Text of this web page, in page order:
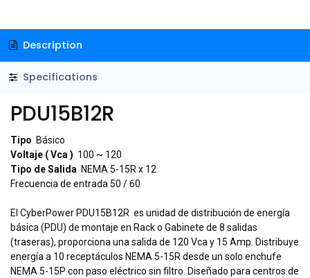
Description
Specifications
PDU15B12R
Tipo Básico
Voltaje ( Vca ) 100 ~ 120
Tipo de Salida NEMA 5-15R x 12
Frecuencia de entrada 50 / 60
El CyberPower PDU15B12R es unidad de distribución de energía
básica (PDU) de montaje en Rack o Gabinete de 8 salidas
(traseras), proporciona una salida de 120 Vca y 15 Amp. Distribuye
energía a 10 receptáculos NEMA 5-15R desde un solo enchufe
NEMA 5-15P con paso eléctrico sin filtro. Diseñado para centros de